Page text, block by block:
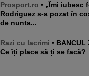
Prosport.ro • „Îmi iubesc formele”. Georgina
Rodriguez s-a pozat în
de nunta...
Razi cu lacrimi • BANCUL ZILEI. El către ea: –
Ce îți place să ți se facă?